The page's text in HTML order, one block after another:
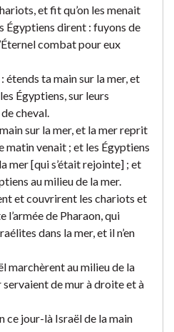
et fit qu’on les menait
Égyptiens dirent : fuyons de
combat pour eux
étends ta main sur la mer, et
Égyptiens, sur leurs
cheval.
sur la mer, et la mer reprit
matin venait ; et les Égyptiens
mer [qui s’était rejointe] ; et
au milieu de la mer.
et couvrirent les chariots et
l’armée de Pharaon, qui
dans la mer, et il n’en
marchèrent au milieu de la
servaient de mur à droite et à
ce jour-là Israël de la main